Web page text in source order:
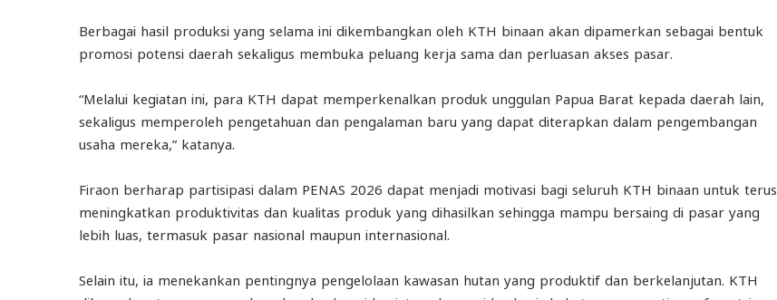
Berbagai hasil produksi yang selama ini dikembangkan oleh KTH binaan akan dipamerkan sebagai bentuk
promosi potensi daerah sekaligus membuka peluang kerja sama dan perluasan akses pasar.
“Melalui kegiatan ini, para KTH dapat memperkenalkan produk unggulan Papua Barat kepada daerah lain,
sekaligus memperoleh pengetahuan dan pengalaman baru yang dapat diterapkan dalam pengembangan
usaha mereka,” katanya.
Firaon berharap partisipasi dalam PENAS 2026 dapat menjadi motivasi bagi seluruh KTH binaan untuk terus
meningkatkan produktivitas dan kualitas produk yang dihasilkan sehingga mampu bersaing di pasar yang
lebih luas, termasuk pasar nasional maupun internasional.
Selain itu, ia menekankan pentingnya pengelolaan kawasan hutan yang produktif dan berkelanjutan. KTH